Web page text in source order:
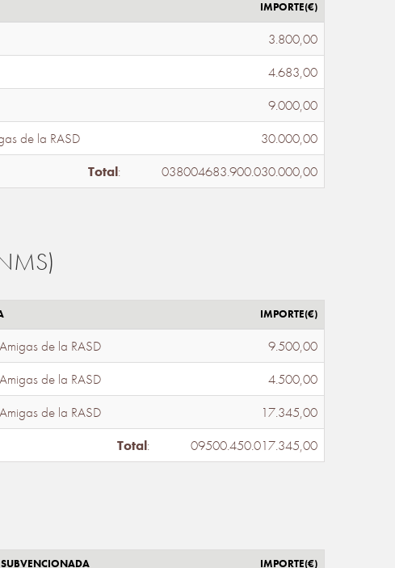
IMPORTE(€)
3.800,00
4.683,00
9.000,00
de la RASD
30.000,00
Total: 038004683.900.030.000,00
IMPORTE(€)
de la RASD
9.500,00
de la RASD
4.500,00
de la RASD
17.345,00
Total: 09500.450.017.345,00
IMPORTE(€)